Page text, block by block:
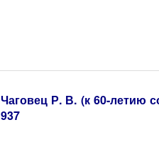
Чаговец Р. В. (к 60-летию
937